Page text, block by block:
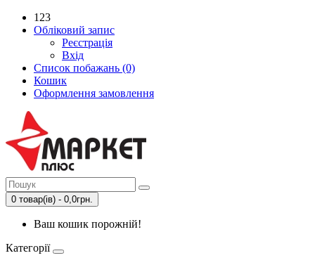
123
Обліковий запис
Реєстрація
Вхід
Список побажань (0)
Кошик
Оформлення замовлення
0 товар(ів) - 0,0грн.
Ваш кошик порожній!
Категорії